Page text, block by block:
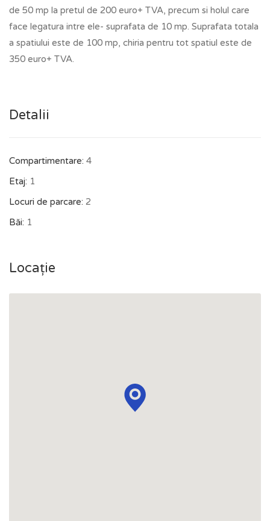
de 50 mp la pretul de 200 euro+ TVA, precum si holul care
face legatura intre ele- suprafata de 10 mp. Suprafata totala
a spatiului este de 100 mp, chiria pentru tot spatiul este de
350 euro+ TVA.
Detalii
Compartimentare: 4
Etaj: 1
Locuri de parcare: 2
Băi: 1
Locație